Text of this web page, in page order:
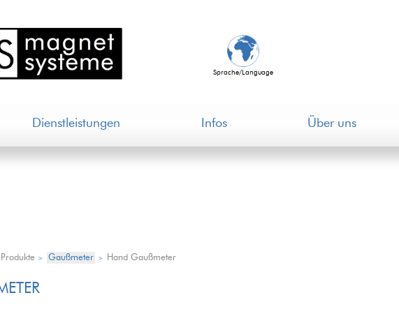
Sprache/Language
Dienstleistungen Infos Über uns
Produkte > Gaußmeter > Hand Gaußmeter